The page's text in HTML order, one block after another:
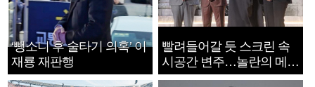
‘뺑소니 후 술타기 의혹’ 이
재룡 재판행
빨려들어갈 듯 스크린 속
시공간 변주…놀란의 메시
지는 ‘전쟁 속죄’